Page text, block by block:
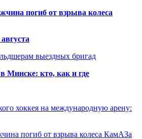
погиб от взрыва колеса
выездных бригад
Минске: кто, как и где
хоккея на международную арену:
погиб от взрыва колеса КамАЗа